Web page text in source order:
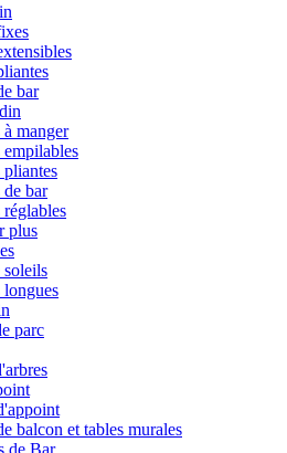
bar
à manger
empilables
pliantes
de bar
réglables
plus
longues
parc
balcon et tables murales
de Bar